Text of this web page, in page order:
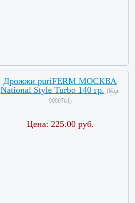
Дрожжи puriFERM МОСКВА
National Style Turbo 140 гр. (Код:
9000761)
Цена: 225.00 руб.